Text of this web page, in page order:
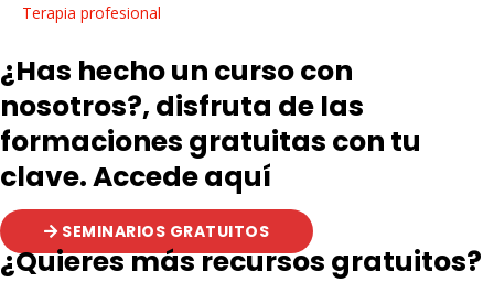
Terapia profesional
¿Has hecho un curso con
nosotros?, disfruta de las
formaciones gratuitas con tu
clave. Accede aquí
SEMINARIOS GRATUITOS
¿Quieres más recursos gratuitos?